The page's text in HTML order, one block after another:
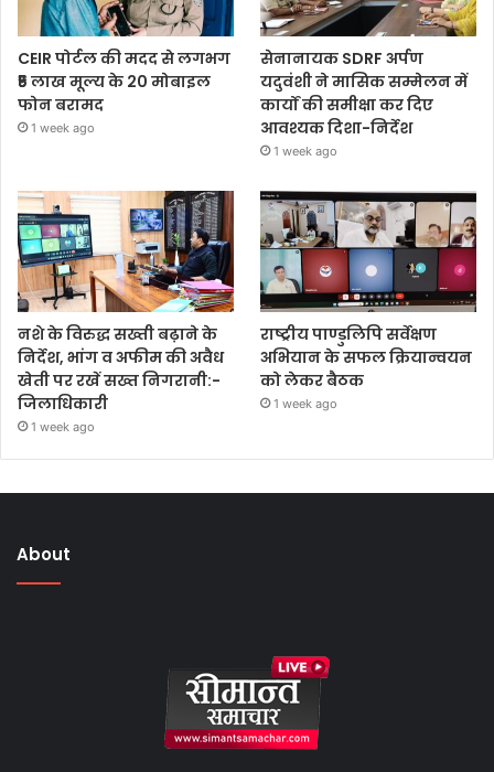
CEIR पोर्टल की मदद से लगभग
₹5 लाख मूल्य के 20 मोबाइल
फोन बरामद
1 week ago
सेनानायक SDRF अर्पण
यदुवंशी ने मासिक सम्मेलन में
कार्यों की समीक्षा कर दिए
आवश्यक दिशा-निर्देश
1 week ago
नशे के विरुद्ध सख्ती बढ़ाने के
निर्देश, भांग व अफीम की अवैध
खेती पर रखें सख्त निगरानी:-
जिलाधिकारी
1 week ago
राष्ट्रीय पाण्डुलिपि सर्वेक्षण
अभियान के सफल क्रियान्वयन
को लेकर बैठक
1 week ago
About